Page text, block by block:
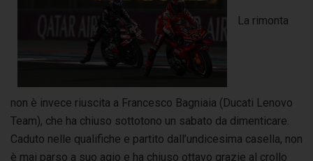
La rimonta
non è invece riuscita a Francesco Bagniaia (Ducati Lenovo
Team), che ha chiuso sottotono un sabato da dimenticare.
Caduto nelle qualifiche e partito dall’undicesima casella, non
è mai parso a suo agio e ha chiuso ottavo grazie al crollo